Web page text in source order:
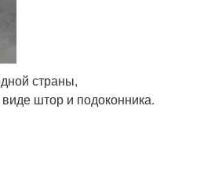
страны,
штор и подоконника.